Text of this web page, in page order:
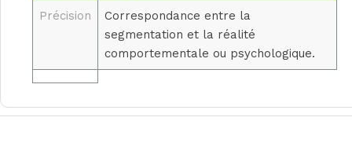
Précision
Correspondance entre la
segmentation et la réalité
comportementale ou psychologique.